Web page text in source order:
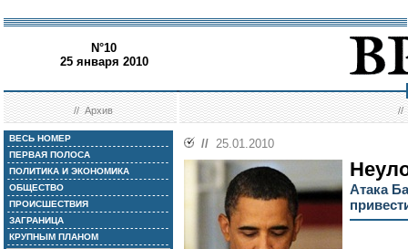
N°10
25 января 2010
//Архив //
ВЕСЬ НОМЕР
ПЕРВАЯ ПОЛОСА
ПОЛИТИКА И ЭКОНОМИКА
ОБЩЕСТВО
ПРОИСШЕСТВИЯ
ЗАГРАНИЦА
КРУПНЫМ ПЛАНОМ
// 25.01.2010
Атака